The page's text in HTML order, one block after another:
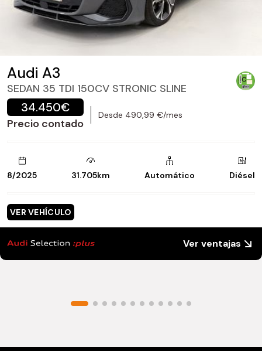
Audi A3
SEDAN 35 TDI 150CV STRONIC SLINE
34.450€
Precio contado
Desde 490,99 €/mes
8/2025 31.705km Automático Diésel
VER VEHÍCULO
Ver ventajas